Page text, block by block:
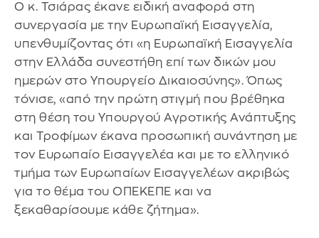
Ο κ. Τσιάρας έκανε ειδική αναφορά στη
συνεργασία με την Ευρωπαϊκή Εισαγγελία,
υπενθυμίζοντας ότι «η Ευρωπαϊκή Εισαγγελία
στην Ελλάδα συνεστήθη επί των δικών μου
ημερών στο Υπουργείο Δικαιοσύνης». Όπως
τόνισε, «από την πρώτη στιγμή που βρέθηκα
στη θέση του Υπουργού Αγροτικής Ανάπτυξης
και Τροφίμων έκανα προσωπική συνάντηση με
τον Ευρωπαίο Εισαγγελέα και με το ελληνικό
τμήμα των Ευρωπαίων Εισαγγελέων ακριβώς
για το θέμα του ΟΠΕΚΕΠΕ και να
ξεκαθαρίσουμε κάθε ζήτημα».